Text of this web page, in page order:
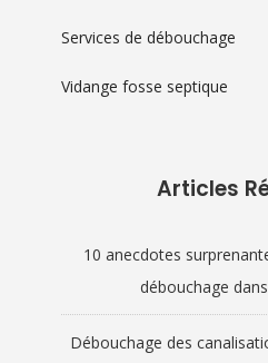
Services de débouchage
Vidange fosse septique
Articles
10 anecdotes
débouchage
Débouchage des